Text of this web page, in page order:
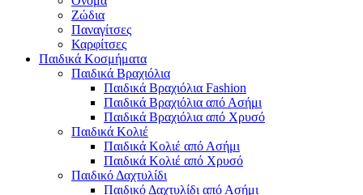
Ζώδια
Παναγίτσες
Καρφίτσες
Παιδικά Κοσμήματα
Παιδικά Βραχιόλια
Παιδικά Βραχιόλια Fashion
Παιδικά Βραχιόλια από Ασήμι
Παιδικά Βραχιόλια από Χρυσό
Παιδικά Κολιέ
Παιδικά Κολιέ από Ασήμι
Παιδικά Κολιέ από Χρυσό
Παιδικό Δαχτυλίδι
Παιδικό Δαχτυλίδι από Ασήμι